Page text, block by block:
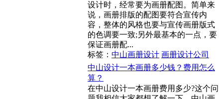
设计时，经常要为画册配图。简单来
说，画册排版的配图要符合宣传内
容，整体的风格也要与宣传画册版式
的色调要一致;另外最基本的一点，要
保证画册配...
标签： 中山画册设计 画册设计公司
中山设计一本画册多少钱？费用怎么
算？
在中山设计一本画册费用多少?这个问